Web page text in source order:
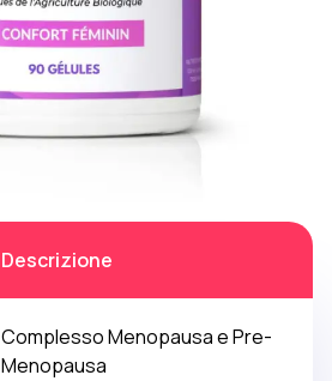
Descrizione
Complesso Menopausa e Pre-
Menopausa